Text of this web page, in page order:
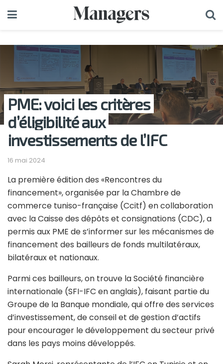
PME: voici les critères
d’éligibilité aux
investissements de l’IFC
16 mai 2024
La première édition des «Rencontres du
financement», organisée par la Chambre de
commerce tuniso-française (Ccitf) en collaboration
avec la Caisse des dépôts et consignations (CDC), a
permis aux PME de s’informer sur les mécanismes de
financement des bailleurs de fonds multilatéraux,
bilatéraux et nationaux.
Parmi ces bailleurs, on trouve la Société financière
internationale (SFI-IFC en anglais), faisant partie du
Groupe de la Banque mondiale, qui offre des services
d’investissement, de conseil et de gestion d’actifs
pour encourager le développement du secteur privé
dans les pays moins développés.